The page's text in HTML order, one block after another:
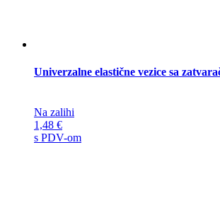
Univerzalne elastične vezice sa
Na zalihi
1,48 €
s PDV-om